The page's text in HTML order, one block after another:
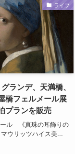
ライフ
ランデ、天満橋、
橋フェルメール展
プランを販売
ル 《真珠の耳飾りの
ウリッツハイス美...